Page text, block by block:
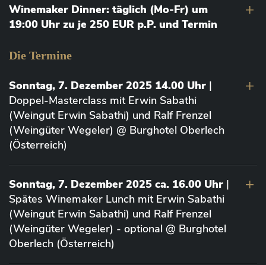
Winemaker Dinner: täglich (Mo-Fr) um
19:00 Uhr zu je 250 EUR p.P. und Termin
Die Termine
Sonntag, 7. Dezember 2025 14.00 Uhr |
Doppel-Masterclass mit Erwin Sabathi
(Weingut Erwin Sabathi) und Ralf Frenzel
(Weingüter Wegeler) @ Burghotel Oberlech
(Österreich)
Sonntag, 7. Dezember 2025 ca. 16.00 Uhr |
Spätes Winemaker Lunch mit Erwin Sabathi
(Weingut Erwin Sabathi) und Ralf Frenzel
(Weingüter Wegeler) - optional @ Burghotel
Oberlech (Österreich)